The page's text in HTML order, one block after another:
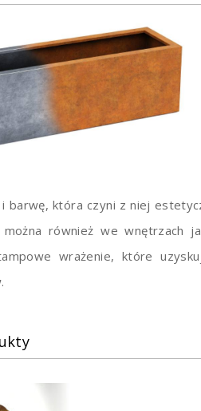
barwę, która czyni z niej
również we wnętrzach
wrażenie, które